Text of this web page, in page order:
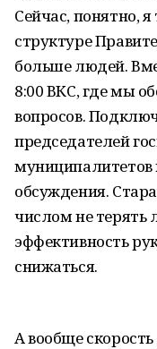
Сейчас, понятно, я
структуре
больше людей.
8:00 ВКС, где мы
вопросов.
председателей
муниципалитетов
обсуждения.
числом не терять
эффективность
снижаться.
А вообще